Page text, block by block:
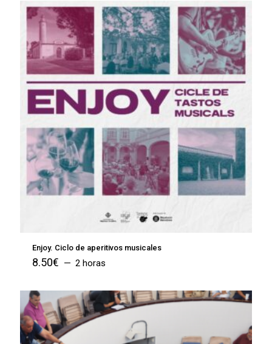
Enjoy. Ciclo de aperitivos musicales
8.50€ 2 horas